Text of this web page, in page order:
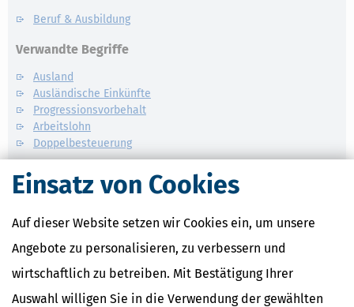
Einsatz von Cookies
Auf dieser Website setzen wir Cookies ein, um unsere
Angebote zu personalisieren, zu verbessern und
wirtschaftlich zu betreiben. Mit Bestätigung Ihrer
Auswahl willigen Sie in die Verwendung der gewählten
Beruf & Ausbildung
Verwandte Begriffe
Ausland
Ausländische Einkünfte
Progressionsvorbehalt
Arbeitslohn
Doppelbesteuerung